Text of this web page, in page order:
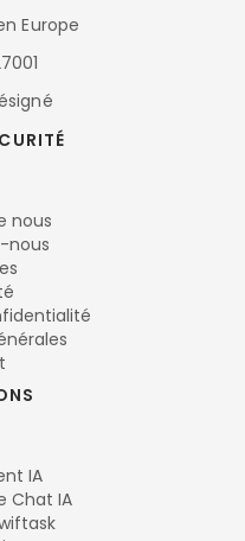
Europe
nous
nous
IA
Chat IA